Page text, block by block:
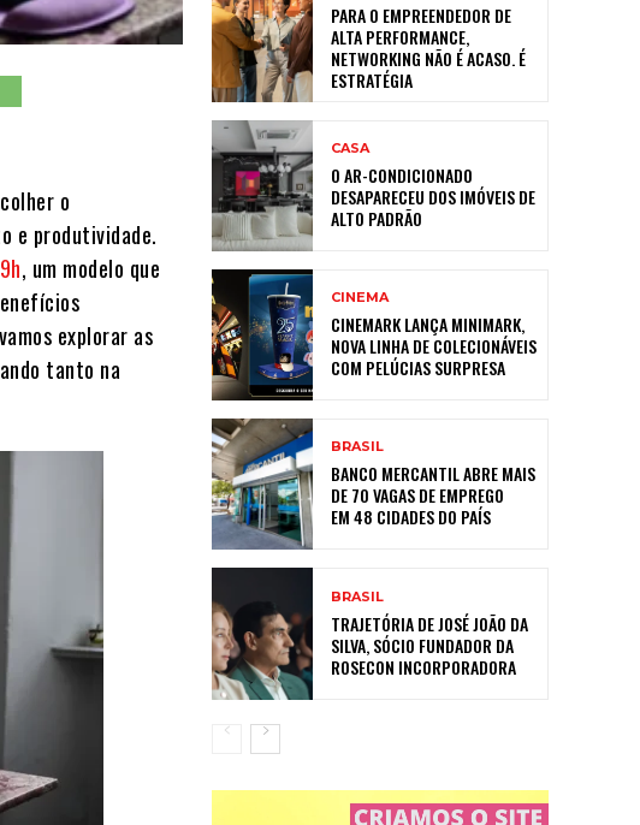
o
e produtividade.
, um modelo que
explorar as
tanto na
PARA O EMPREENDEDOR DE
ALTA PERFORMANCE,
NETWORKING NÃO É ACASO. É
ESTRATÉGIA
CASA
O AR-CONDICIONADO
DESAPARECEU DOS IMÓVEIS DE
ALTO PADRÃO
CINEMA
CINEMARK LANÇA MINIMARK,
NOVA LINHA DE COLECIONÁVEIS
COM PELÚCIAS SURPRESA
BRASIL
BANCO MERCANTIL ABRE MAIS
DE 70 VAGAS DE EMPREGO
EM 48 CIDADES DO PAÍS
BRASIL
TRAJETÓRIA DE JOSÉ JOÃO DA
SILVA, SÓCIO FUNDADOR DA
ROSECON INCORPORADORA